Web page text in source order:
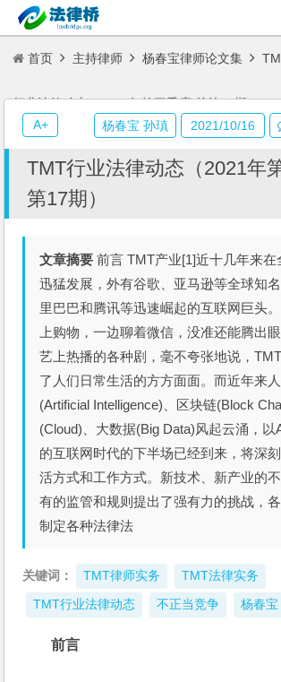
首页 主持律师 杨春宝律师论文集
行业法律动态（2021年第三季度/总第17期）
TMT行业法律动态（2021年
第17期）
文章摘要 前言 TMT产业[1]近十几年来在
迅猛发展，外有谷歌、亚马逊等全球知
里巴巴和腾讯等迅速崛起的互联网巨头
上购物，一边聊着微信，没准还能腾出
艺上热播的各种剧，毫不夸张地说，
了人们日常生活的方方面面。而近年来
(Artificial Intelligence)、区块链(Block
(Cloud)、大数据(Big Data)风起云涌，以
的互联网时代的下半场已经到来，将深
活方式和工作方式。新技术、新产业的
有的监管和规则提出了强有力的挑战，
制定各种法律法
关键词： TMT律师实务 TMT法律实务
TMT行业法律动态 不正当竞争 杨春宝
前言
杨春宝 孙瑱 2021/10/16
A+